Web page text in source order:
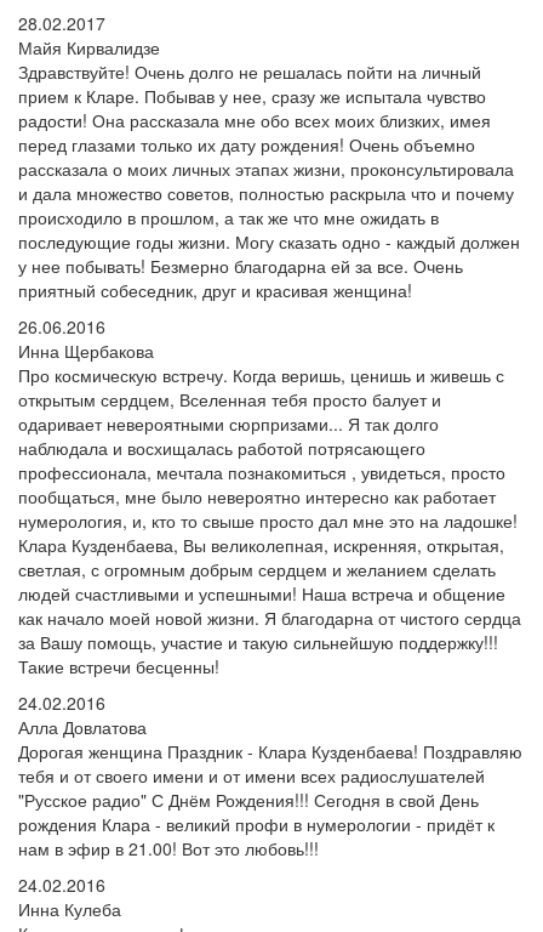
28.02.2017
Майя Кирвалидзе
Здравствуйте! Очень долго не решалась пойти на личный
прием к Кларе. Побывав у нее, сразу же испытала чувство
радости! Она рассказала мне обо всех моих близких, имея
перед глазами только их дату рождения! Очень объемно
рассказала о моих личных этапах жизни, проконсультировала
и дала множество советов, полностью раскрыла что и почему
происходило в прошлом, а так же что мне ожидать в
последующие годы жизни. Могу сказать одно - каждый должен
у нее побывать! Безмерно благодарна ей за все. Очень
приятный собеседник, друг и красивая женщина!
26.06.2016
Инна Щербакова
Про космическую встречу. Когда веришь, ценишь и живешь с
открытым сердцем, Вселенная тебя просто балует и
одаривает невероятными сюрпризами... Я так долго
наблюдала и восхищалась работой потрясающего
профессионала, мечтала познакомиться , увидеться, просто
пообщаться, мне было невероятно интересно как работает
нумерология, и, кто то свыше просто дал мне это на ладошке!
Клара Кузденбаева, Вы великолепная, искренняя, открытая,
светлая, с огромным добрым сердцем и желанием сделать
людей счастливыми и успешными! Наша встреча и общение
как начало моей новой жизни. Я благодарна от чистого сердца
за Вашу помощь, участие и такую сильнейшую поддержку!!!
Такие встречи бесценны!
24.02.2016
Алла Довлатова
Дорогая женщина Праздник - Клара Кузденбаева! Поздравляю
тебя и от своего имени и от имени всех радиослушателей
"Русское радио" С Днём Рождения!!! Сегодня в свой День
рождения Клара - великий профи в нумерологии - придёт к
нам в эфир в 21.00! Вот это любовь!!!
24.02.2016
Инна Кулеба